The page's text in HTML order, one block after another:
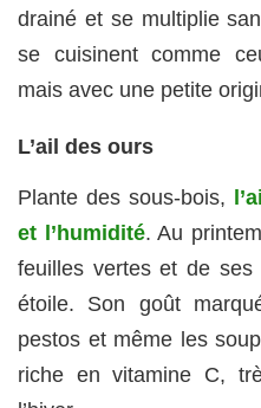
drainé et se multiplie
se cuisinent comme
mais avec une petite
L’ail des ours
Plante des sous-bois,
et l’humidité. Au
feuilles vertes et de ses
étoile. Son goût
pestos et même les
riche en vitamine C,